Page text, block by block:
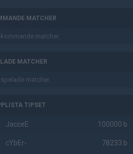
MATCHER
matcher.
MATCHER
matcher.
TIPSET
JacceE 100000 b
cYbEr- 78233 b